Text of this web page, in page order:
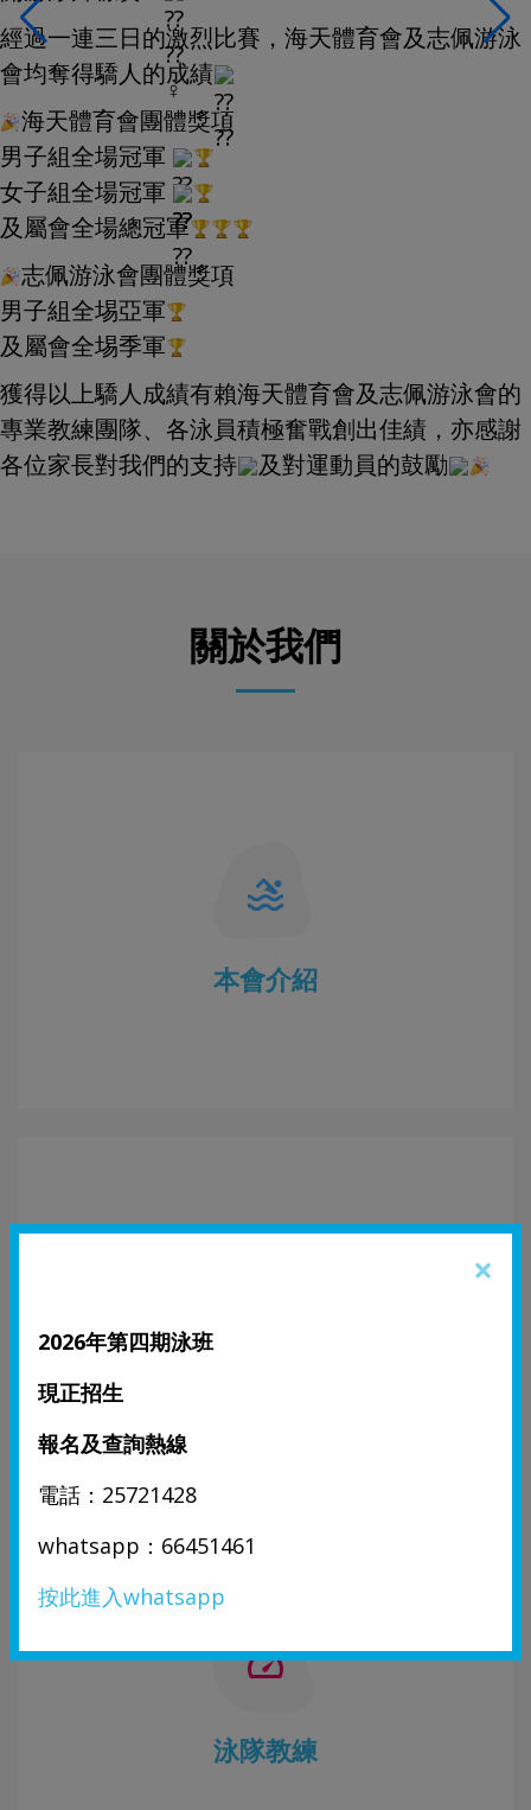
×
2026年第四期泳班
現正招生
報名及查詢熱線
電話：25721428
whatsapp：66451461
按此進入whatsapp
經過一連三日的激烈比賽，海天體育會及志佩游泳
會均奪得驕人的成績
海天體育會團體獎項
男子組全場冠軍
女子組全場冠軍
及屬會全場總冠軍
志佩游泳會團體獎項
男子組全埸亞軍
及屬會全埸季軍
獲得以上驕人成績有賴海天體育會及志佩游泳會的
專業教練團隊、各泳員積極奮戰創出佳績，亦感謝
各位家長對我們的支持
及對運動員的鼓勵
關於我們
本會介紹
泳隊教練